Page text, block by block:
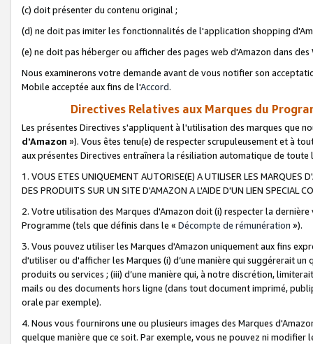
(c) doit présenter du contenu original ;
(d) ne doit pas imiter les fonctionnalités de l'application shopping
(e) ne doit pas héberger ou afficher des pages web d'Amazon dans
Nous examinerons votre demande avant de vous notifier son
Mobile acceptée aux fins de l'Accord.
Directives Relatives aux Marques du
Les présentes Directives s'appliquent à l'utilisation des marques que
d'Amazon »). Vous êtes tenu(e) de respecter scrupuleusement et à
aux présentes Directives entraînera la résiliation automatique de
1. VOUS ETES UNIQUEMENT AUTORISE(E) A UTILISER LES MARQUES
DES PRODUITS SUR UN SITE D'AMAZON A L'AIDE D'UN LIEN SPECIAL
2. Votre utilisation des Marques d'Amazon doit (i) respecter la
Programme (tels que définis dans le « Décompte de rémunération »).
3. Vous pouvez utiliser les Marques d'Amazon uniquement aux fins
d'utiliser ou d'afficher les Marques (i) d’une manière qui suggérerait
produits ou services ; (iii) d’une manière qui, à notre discrétion,
mails ou des documents hors ligne (dans tout document imprimé,
orale par exemple).
4. Nous vous fournirons une ou plusieurs images des Marques
quelque manière que ce soit. Par exemple, vous ne pouvez ni